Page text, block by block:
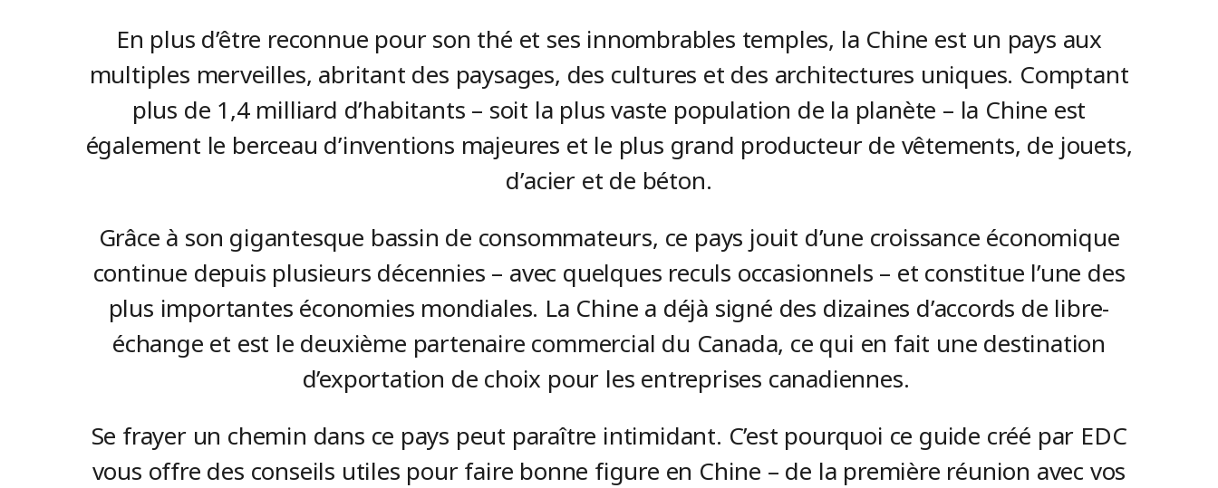
En plus d’être reconnue pour son thé et ses innombrables temples, la Chine est un pays aux
multiples merveilles, abritant des paysages, des cultures et des architectures uniques. Comptant
plus de 1,4 milliard d’habitants – soit la plus vaste population de la planète – la Chine est
également le berceau d’inventions majeures et le plus grand producteur de vêtements, de jouets,
d’acier et de béton.
Grâce à son gigantesque bassin de consommateurs, ce pays jouit d’une croissance économique
continue depuis plusieurs décennies – avec quelques reculs occasionnels – et constitue l’une des
plus importantes économies mondiales. La Chine a déjà signé des dizaines d’accords de libre-
échange et est le deuxième partenaire commercial du Canada, ce qui en fait une destination
d’exportation de choix pour les entreprises canadiennes.
Se frayer un chemin dans ce pays peut paraître intimidant. C’est pourquoi ce guide créé par EDC
vous offre des conseils utiles pour faire bonne figure en Chine – de la première réunion avec vos